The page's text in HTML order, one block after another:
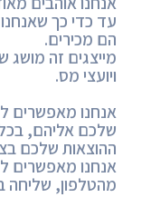
עד כדי כך
הם מכירים.
מייצגים זה מושג
ויועצי מס.
אנחנו מאפשרים
שלכם אליהם,
ההוצאות שלכם
אנחנו מאפשרים
מהטלפון, שליחה